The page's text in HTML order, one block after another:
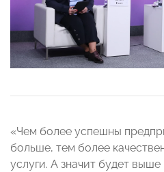
«Чем более успешны
больше, тем более
услуги. А значит будет